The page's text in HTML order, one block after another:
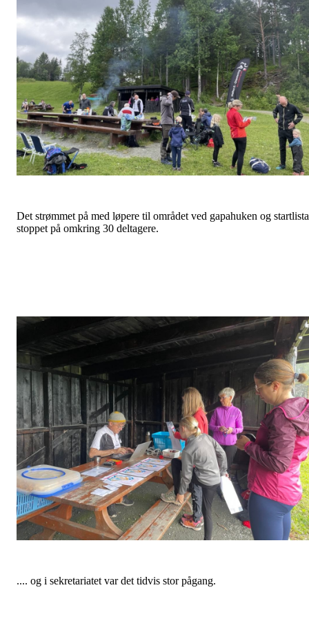
Det strømmet på med løpere til området ved gapahuken og startlista
stoppet på omkring 30 deltagere.
.... og i sekretariatet var det tidvis stor pågang.